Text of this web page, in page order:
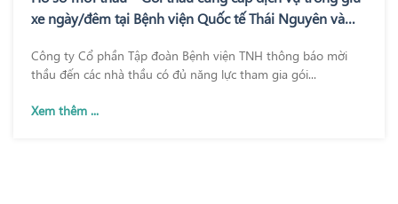
xe ngày/đêm tại Bệnh viện Quốc tế Thái Nguyên và
Công ty Cổ phần Tập đoàn Bệnh viện TNH thông báo mời
thầu đến các nhà thầu có đủ năng lực tham gia gói...
Xem thêm ...